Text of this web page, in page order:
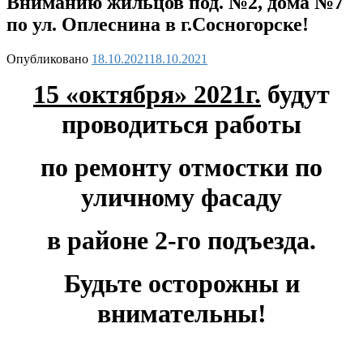
по ул. Оплеснина в г.Сосногорске!
Опубликовано 18.10.202118.10.2021
15 «октября» 2021г. будут
проводиться работы
по ремонту отмостки по
уличному фасаду
в районе 2-го подъезда.
Будьте осторожны и
внимательны!